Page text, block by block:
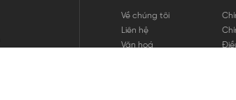
Về chúng tôi
Liên hệ
Văn hoá